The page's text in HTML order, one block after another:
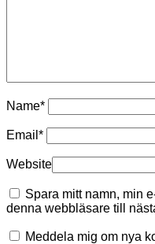
Name*
Email *
Website
Spara mitt namn, min
denna webbläsare till
Meddela mig om nya